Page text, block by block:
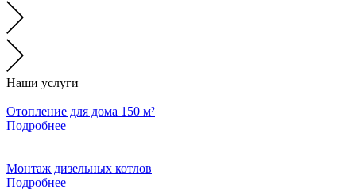
Наши услуги
Отопление для дома 150 м²
Подробнее
Монтаж дизельных котлов
Подробнее